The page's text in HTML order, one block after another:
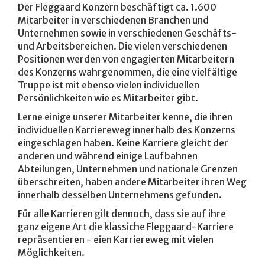
Der Fleggaard Konzern beschäftigt ca. 1.600
Mitarbeiter in verschiedenen Branchen und
Unternehmen sowie in verschiedenen Geschäfts-
und Arbeitsbereichen. Die vielen verschiedenen
Positionen werden von engagierten Mitarbeitern
des Konzerns wahrgenommen, die eine vielfältige
Truppe ist mit ebenso vielen individuellen
Persönlichkeiten wie es Mitarbeiter gibt.
Lerne einige unserer Mitarbeiter kenne, die ihren
individuellen Karriereweg innerhalb des Konzerns
eingeschlagen haben. Keine Karriere gleicht der
anderen und während einige Laufbahnen
Abteilungen, Unternehmen und nationale Grenzen
überschreiten, haben andere Mitarbeiter ihren Weg
innerhalb desselben Unternehmens gefunden.
Für alle Karrieren gilt dennoch, dass sie auf ihre
ganz eigene Art die klassiche Fleggaard-Karriere
repräsentieren - eien Karriereweg mit vielen
Möglichkeiten.